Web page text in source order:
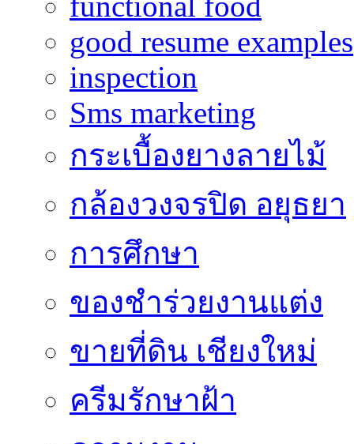
good resume examples
inspection
Sms marketing
กระเบื้องยางลายไม้
กล้องวงจรปิด อยุธยา
การศึกษา
ของชำร่วยงานแต่ง
ขายที่ดิน เชียงใหม่
ครีมรักษาฝ้า